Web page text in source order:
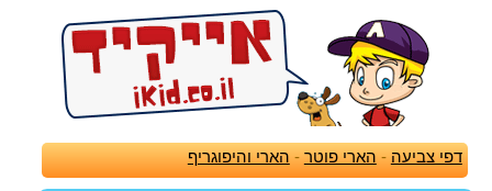
דפי צביעה - הארי פוטר - הארי והיפוגריף